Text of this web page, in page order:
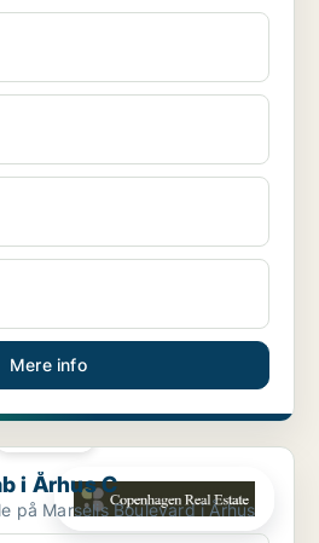
Mere info
C
i Århus C
på Marselis Boulevard i Århus